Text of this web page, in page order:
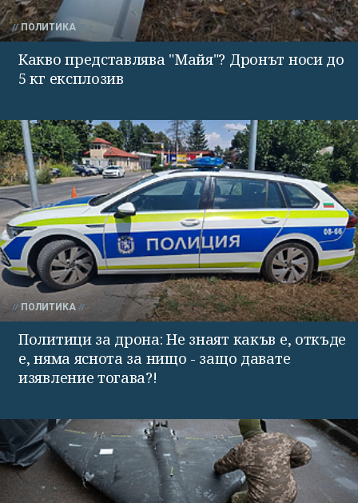
ПОЛИТИКА
Какво представлява "Майя"? Дронът носи до
5 кг експлозив
ПОЛИТИКА
Политици за дрона: Не знаят какъв е, откъде
е, няма яснота за нищо - защо давате
изявление тогава?!